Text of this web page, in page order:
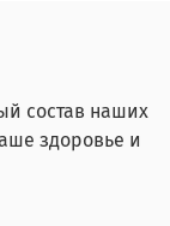
состав наших
здоровье и